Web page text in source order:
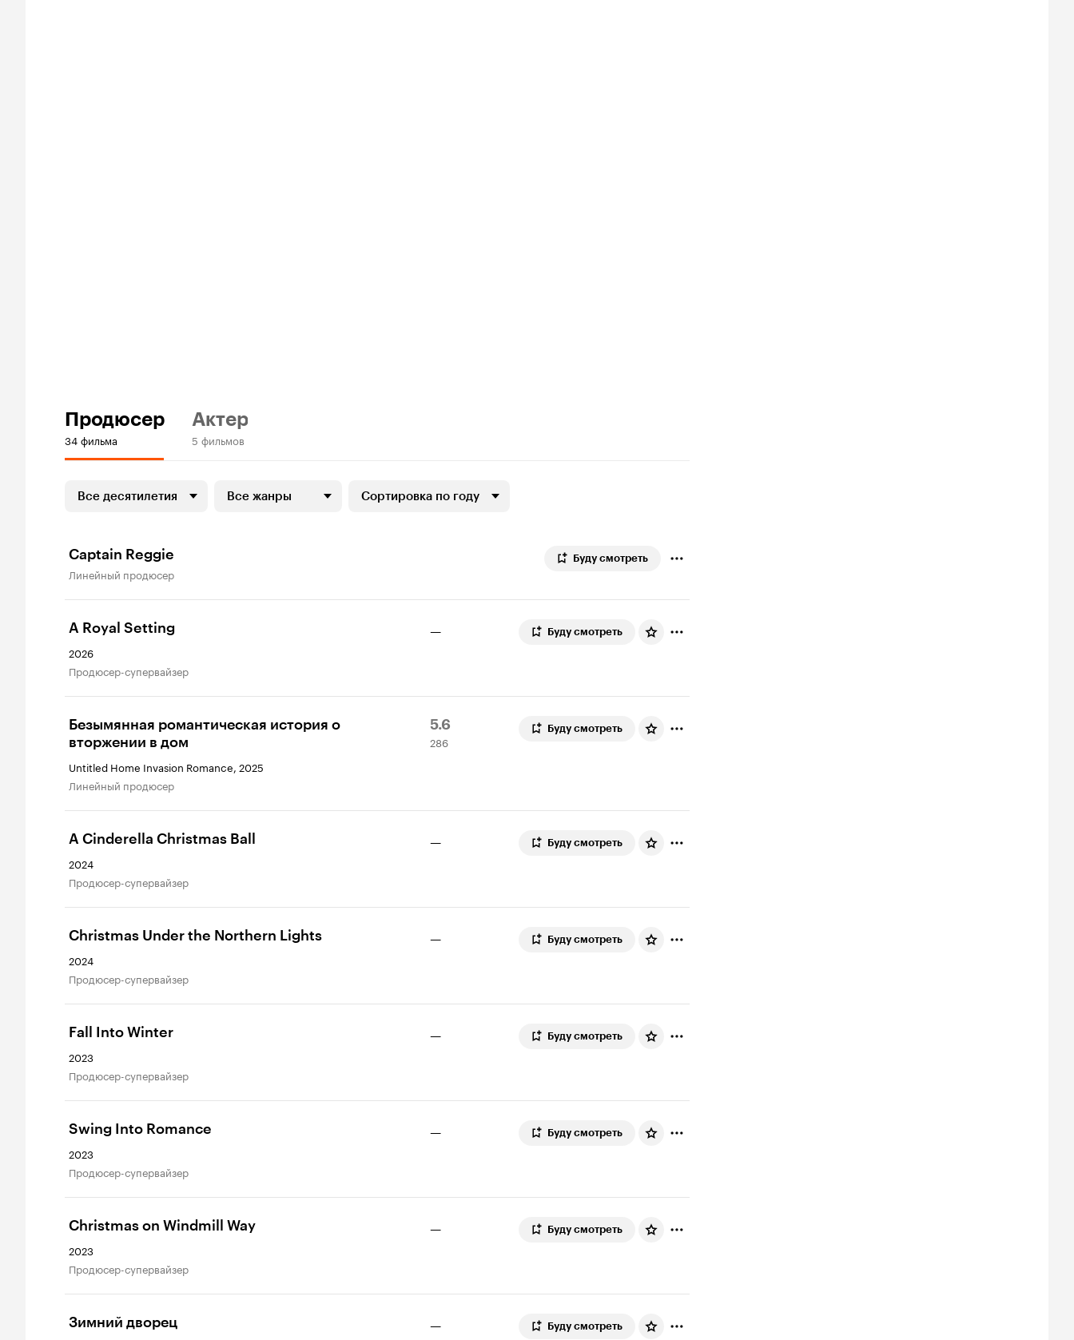
Продюсер
34 фильма
Актер
5 фильмов
Все десятилетия Все жанры Сортировка по году
Captain Reggie
линейный продюсер
Буду смотреть
A Royal Setting
2026
продюсер-супервайзер
— Буду смотреть
Безымянная романтическая история о
вторжении в дом
Untitled Home Invasion Romance, 2025
линейный продюсер
Рейтинг
Кинопоиска
5.6
286
оценок
286
Буду смотреть
A Cinderella Christmas Ball
2024
продюсер-супервайзер
— Буду смотреть
Christmas Under the Northern Lights
2024
продюсер-супервайзер
— Буду смотреть
Fall Into Winter
2023
продюсер-супервайзер
— Буду смотреть
Swing Into Romance
2023
продюсер-супервайзер
— Буду смотреть
Christmas on Windmill Way
2023
продюсер-супервайзер
— Буду смотреть
Зимний дворец — Буду смотреть